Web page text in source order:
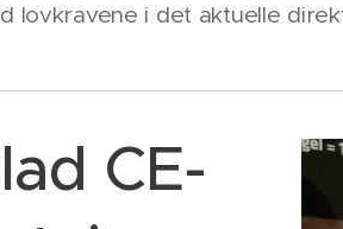
lovkravene i det aktuelle
CE-